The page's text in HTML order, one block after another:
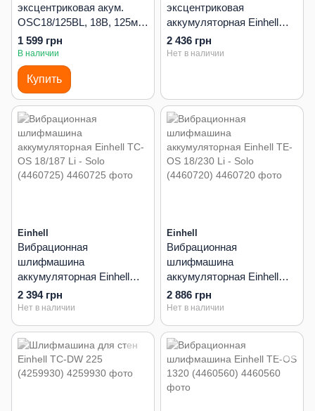
эксцентриковая акум.
OSC18/125BL, 18В, 125мм,
6000-12000об/мин.,
КАРКАСС (без АКБ и ЗУ)
1 599 грн
В наличии
Купить
эксцентриковая
аккумуляторная Einhell
TE-RS 18 Li - Solo
(4462010)
2 436 грн
Нет в наличии
Einhell
Вибрационная
шлифмашина
аккумуляторная Einhell
TC-OS 18/187 Li - Solo
(4460725)
2 394 грн
Нет в наличии
Einhell
Вибрационная
шлифмашина
аккумуляторная Einhell
TE-OS 18/230 Li - Solo
(4460720)
2 886 грн
Нет в наличии